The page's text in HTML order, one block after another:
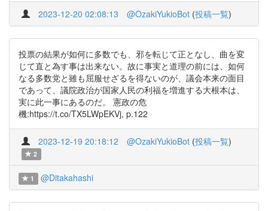
2023-12-20 02:08:13 @OzakiYukioBot (投稿一覧)
投票の結果が如何に多数でも、邪を転じて正となし、曲を変
じて直と為す事は出来ない。故に事実と道理の前には、如何
なる多数党と雖も屈服せざるを得ないのが、議会本来の面目
であって、議院政治が国家人民の利福を増進する大根本は、
実に此一事にあるのだ。 憲政の危
機:https://t.co/TX5LWpEKVj, p.122
2023-12-19 20:18:12 @OzakiYukioBot (投稿一覧)
2
1 @Ditakahashi